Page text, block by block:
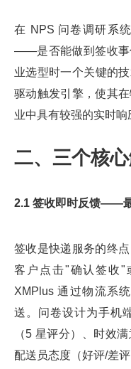
在 NPS 问卷调研系
——是否能做到签收
业选型时一个关键的
驱动触发引擎，使其
业中具有较强的实时响
二、三个核
2.1 签收即时反馈——
签收是快递服务的终
客户点击"确认签收"
XMPlus 通过物流系
送。问卷设计为手机
（5 星评分）、时效
配送员态度（好评/差